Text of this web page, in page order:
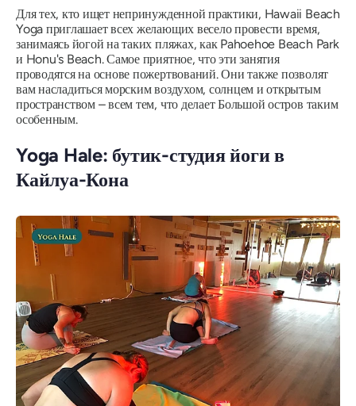
Для тех, кто ищет непринужденной практики, Hawaii Beach
Yoga приглашает всех желающих весело провести время,
занимаясь йогой на таких пляжах, как Pahoehoe Beach Park
и Honu's Beach. Самое приятное, что эти занятия
проводятся на основе пожертвований. Они также позволят
вам насладиться морским воздухом, солнцем и открытым
пространством – всем тем, что делает Большой остров таким
особенным.
Yoga Hale: бутик-студия йоги в
Кайлуа-Кона